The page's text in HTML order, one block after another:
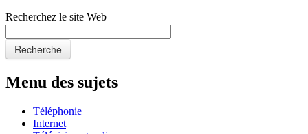
Recherchez le site Web
Recherche
Menu des sujets
Téléphonie
Internet